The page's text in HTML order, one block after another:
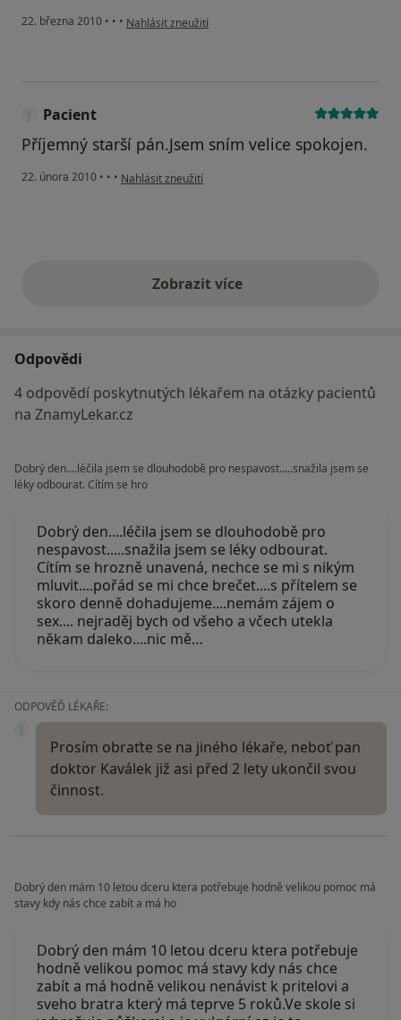
22. března 2010 • • • podle názoru uživatele Pacient
Nahlásit zneužití
Pacient
Příjemný starší pán.Jsem sním velice spokojen.
22. února 2010 • • • podle názoru uživatele Pacient
Nahlásit zneužití
Zobrazit vícevýše uvedené názory
Odpovědi
4 odpovědí poskytnutých lékařem na otázky pacientů
na ZnamyLekar.cz
Dobrý den....léčila jsem se dlouhodobě pro nespavost.....snažila jsem se
léky odbourat. Cítím se hro
Dobrý den....léčila jsem se dlouhodobě pro
nespavost.....snažila jsem se léky odbourat.
Cítím se hrozně unavená, nechce se mi s nikým
mluvit....pořád se mi chce brečet....s přítelem se
skoro denně dohadujeme....nemám zájem o
sex.... nejraděj bych od všeho a včech utekla
někam daleko....nic mě…
ODPOVĚĎ LÉKAŘE:
Prosím obraťte se na jiného lékaře, neboť pan
doktor Kaválek již asi před 2 lety ukončil svou
činnost.
Dobrý den mám 10 letou dceru ktera potřebuje hodně velikou pomoc má
stavy kdy nás chce zabít a má ho
Dobrý den mám 10 letou dceru ktera potřebuje
hodně velikou pomoc má stavy kdy nás chce
zabít a má hodně velikou nenávist k pritelovi a
sveho bratra který má teprve 5 roků.Ve skole si